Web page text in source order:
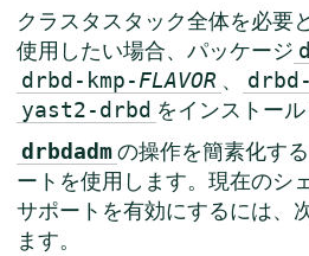
クラスタスタック全体を必要
使用したい場合、パッケージ
drbd-kmp-FLAVOR 、
yast2-drbd をインストール
drbdadm の操作を簡素化す
ートを使用します。現在のシ
サポートを有効にするには、
ます。